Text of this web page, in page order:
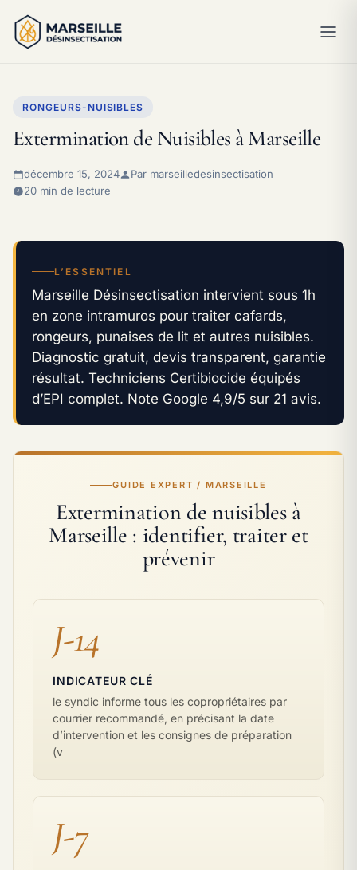
RONGEURS-NUISIBLES
Extermination de Nuisibles à Marseille
décembre 15, 2024
Par marseilledesinsectisation
20 min de lecture
L’ESSENTIEL
Marseille Désinsectisation intervient sous 1h
en zone intramuros pour traiter cafards,
rongeurs, punaises de lit et autres nuisibles.
Diagnostic gratuit, devis transparent, garantie
résultat. Techniciens Certibiocide équipés
d’EPI complet. Note Google 4,9/5 sur 21 avis.
GUIDE EXPERT / MARSEILLE
Extermination de nuisibles à
Marseille : identifier, traiter et
prévenir
J-14
INDICATEUR CLÉ
le syndic informe tous les copropriétaires par
courrier recommandé, en précisant la date
d’intervention et les consignes de préparation
(v
J-7